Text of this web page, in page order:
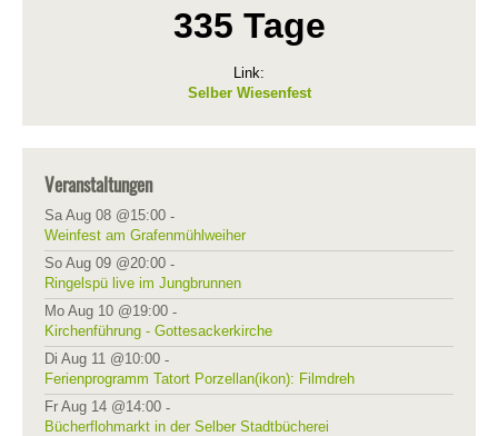
335 Tage
Link:
Selber Wiesenfest
Veranstaltungen
Sa Aug 08 @15:00 -
Weinfest am Grafenmühlweiher
So Aug 09 @20:00 -
Ringelspü live im Jungbrunnen
Mo Aug 10 @19:00 -
Kirchenführung - Gottesackerkirche
Di Aug 11 @10:00 -
Ferienprogramm Tatort Porzellan(ikon): Filmdreh
Fr Aug 14 @14:00 -
Bücherflohmarkt in der Selber Stadtbücherei